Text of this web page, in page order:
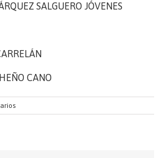
SALGUERO JÓVENES
CANO